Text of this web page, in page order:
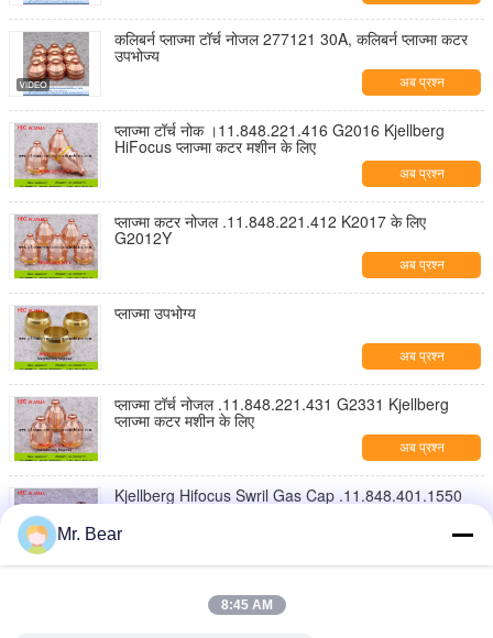
कलिबर्न प्लाज्मा टॉर्च नोजल 277121 30A, कलिबर्न प्लाज्मा कटर
उपभोज्य
अब प्रश्न
प्लाज्मा टॉर्च नोक ।11.848.221.416 G2016 Kjellberg
HiFocus प्लाज्मा कटर मशीन के लिए
अब प्रश्न
प्लाज्मा कटर नोजल .11.848.221.412 K2017 के लिए
G2012Y
अब प्रश्न
प्लाज्मा उपभोग्य
अब प्रश्न
प्लाज्मा टॉर्च नोजल .11.848.221.431 G2331 Kjellberg
प्लाज्मा कटर मशीन के लिए
अब प्रश्न
Kjellberg Hifocus Swril Gas Cap .11.848.401.1550
Mr. Bear
8:45 AM